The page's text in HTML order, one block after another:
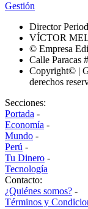
Gestión
Director
VÍCTOR
© Empresa
Calle Paracas
Copyright© |
derechos
Secciones:
Portada -
Economía -
Mundo -
Perú -
Tu Dinero -
Tecnología
Contacto:
¿Quiénes somos? -
Términos y